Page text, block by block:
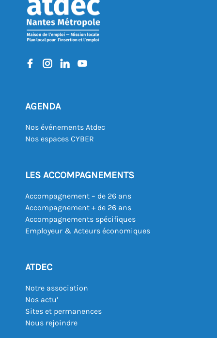
AGENDA
Nos événements Atdec
Nos espaces CYBER
LES ACCOMPAGNEMENTS
Accompagnement – de 26 ans
Accompagnement + de 26 ans
Accompagnements spécifiques
Employeur & Acteurs économiques
ATDEC
Notre association
Nos actu’
Sites et permanences
Nous rejoindre